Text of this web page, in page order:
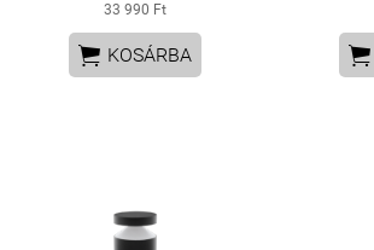
33 990 Ft
 KOSÁRBA 